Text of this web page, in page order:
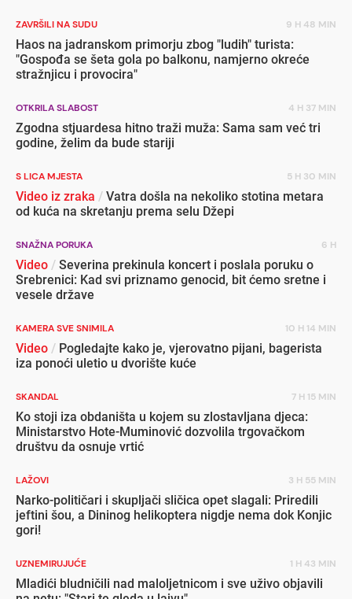
ZAVRŠILI NA SUDU 9 H 48 MIN
Haos na jadranskom primorju zbog "ludih" turista:
"Gospođa se šeta gola po balkonu, namjerno okreće
stražnjicu i provocira"
OTKRILA SLABOST 4 H 37 MIN
Zgodna stjuardesa hitno traži muža: Sama sam već tri
godine, želim da bude stariji
S LICA MJESTA 5 H 30 MIN
Video iz zraka / Vatra došla na nekoliko stotina metara
od kuća na skretanju prema selu Džepi
SNAŽNA PORUKA 6 H
Video / Severina prekinula koncert i poslala poruku o
Srebrenici: Kad svi priznamo genocid, bit ćemo sretne i
vesele države
KAMERA SVE SNIMILA 10 H 14 MIN
Video / Pogledajte kako je, vjerovatno pijani, bagerista
iza ponoći uletio u dvorište kuće
SKANDAL 7 H 15 MIN
Ko stoji iza obdaništa u kojem su zlostavljana djeca:
Ministarstvo Hote-Muminović dozvolila trgovačkom
društvu da osnuje vrtić
LAŽOVI 3 H 55 MIN
Narko-političari i skupljači sličica opet slagali: Priredili
jeftini šou, a Dininog helikoptera nigdje nema dok Konjic
gori!
UZNEMIRUJUĆE 1 H 43 MIN
Mladići bludničili nad maloljetnicom i sve uživo objavili